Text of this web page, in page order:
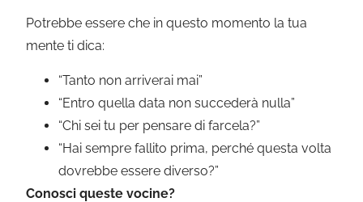
Potrebbe essere che in questo momento la tua
mente ti dica:
“Tanto non arriverai mai”
“Entro quella data non succederà nulla”
“Chi sei tu per pensare di farcela?”
“Hai sempre fallito prima, perché questa volta
dovrebbe essere diverso?”
Conosci queste vocine?